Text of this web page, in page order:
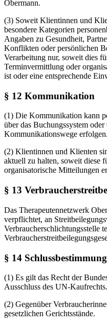
Obermann.
(3) Soweit Klientinnen und
besondere Kategorien
Angaben zu Gesundheit,
Konflikten oder persönlichen
Verarbeitung nur, soweit dies
Terminvermittlung oder
ist oder eine entsprechende
§ 12 Kommunikation
(1) Die Kommunikation kann
über das Buchungssystem
Kommunikationswege erfolgen.
(2) Klientinnen und Klienten
aktuell zu halten, soweit diese
organisatorische Mitteilungen
§ 13
Das Therapeutennetzwerk
verpflichtet, an
Verbraucherschlichtungsstelle
§ 14
(1) Es gilt das Recht der
Ausschluss des UN-Kaufrechts.
(2) Gegenüber
gesetzlichen Gerichtsstände.